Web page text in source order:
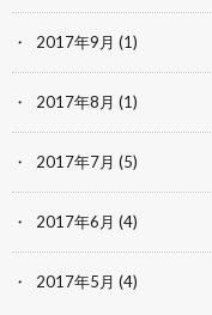
2017年9月 (1)
2017年8月 (1)
2017年7月 (5)
2017年6月 (4)
2017年5月 (4)